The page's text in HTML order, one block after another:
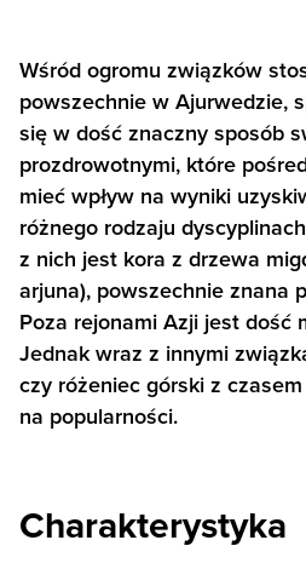
Wśród ogromu związków
powszechnie w Ajurwedzie,
się w dość znaczny sposób
prozdrowotnymi, które
mieć wpływ na wyniki
różnego rodzaju
z nich jest kora z drzewa
arjuna), powszechnie znana
Poza rejonami Azji jest dość
Jednak wraz z innymi
czy różeniec górski z
na popularności.
Charakterystyka